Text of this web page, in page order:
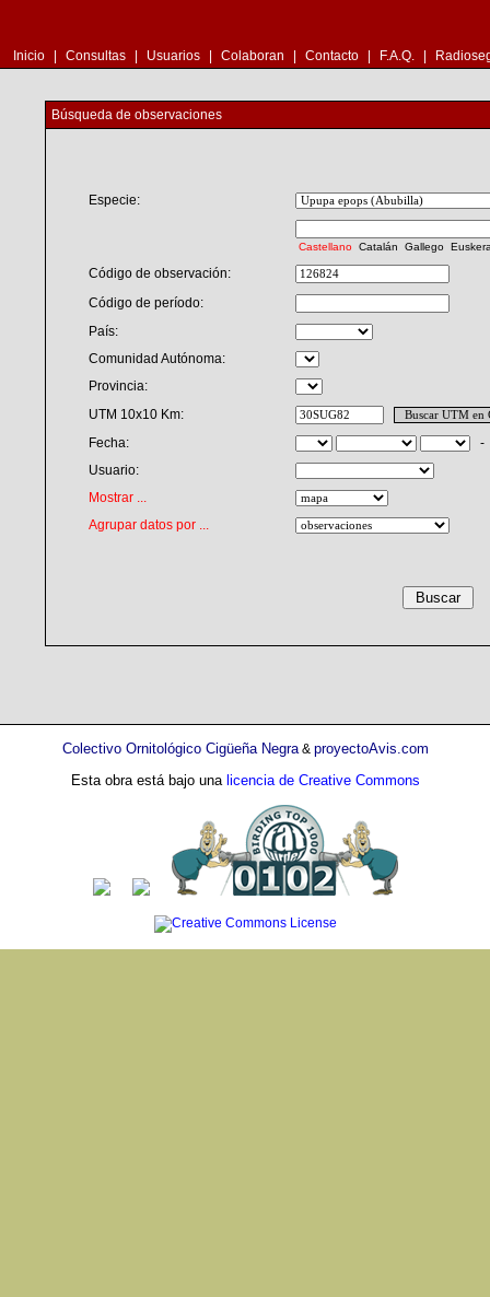
Inicio Consultas Usuarios Colaboran Contacto F.A.Q.
Búsqueda de observaciones
Especie:
Castellano Catalán Gallego
Código de observación:
Código de período:
País:
Comunidad Autónoma:
Provincia:
UTM 10x10 Km:
Fecha:
Usuario:
Mostrar ...
Agrupar datos por ...
Colectivo Ornitológico Cigüeña Negra& proyectoAvis.com
Esta obra está bajo una licencia de Creative Commons